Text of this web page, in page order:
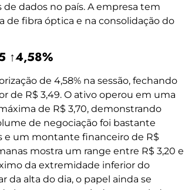
dados no país. A empresa tem
de fibra óptica e na consolidação do
↑4,58%
de 4,58% na sessão, fechando
de R$ 3,49. O ativo operou em uma
de R$ 3,70, demonstrando
de negociação foi bastante
e um montante financeiro de R$
mostra um range entre R$ 3,20 e
da extremidade inferior do
da alta do dia, o papel ainda se